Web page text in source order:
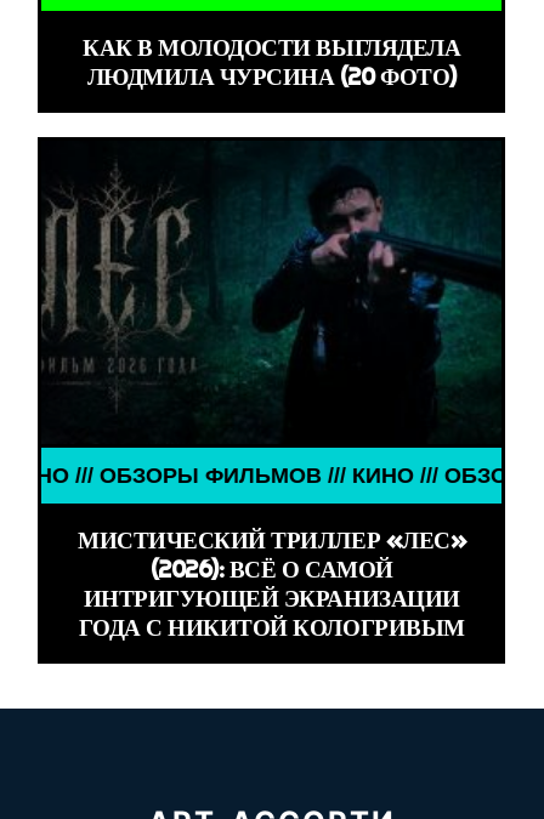
КАК В МОЛОДОСТИ ВЫГЛЯДЕЛА
ЛЮДМИЛА ЧУРСИНА (20 ФОТО)
ОБЗОРЫ ФИЛЬМОВ /// КИНО /// ОБЗОРЫ
МИСТИЧЕСКИЙ ТРИЛЛЕР «ЛЕС»
(2026): ВСЁ О САМОЙ
ИНТРИГУЮЩЕЙ ЭКРАНИЗАЦИИ
ГОДА С НИКИТОЙ КОЛОГРИВЫМ